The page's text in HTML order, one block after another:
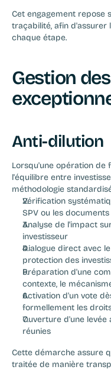
Cet engagement repose
traçabilité, afin d'assurer
chaque étape.
Gestion
Anti-dilution
Lorsqu'une opération de
l'équilibre entre
méthodologie
Vérification
SPV ou les
Analyse de l'impact
investisseur
Dialogue direct avec
protection des
Préparation d'une
contexte, le
Activation d'un vote
formellement les
Ouverture d'une levée
réunies
Cette démarche assure
traitée de manière